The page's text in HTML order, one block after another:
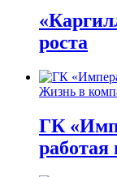
роста
Жизнь в
ГК
работая